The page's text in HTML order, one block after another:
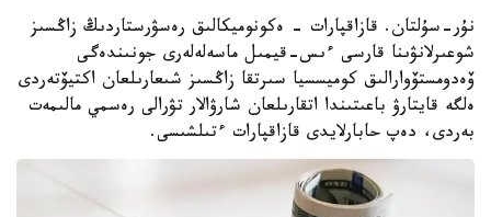
نۇر-سۇلتان. قازاقپارات - ەكونوميكالىق رەسۋرستاردىڭ زاڭسىز
شوعىرلانۋىنا قارسى ءىس-قيمىل ماسەلەلەرى جونىندەگى
ۆەدومستۆوارالىق كوميسسيا سىرتقا زاڭسىز شىعارىلعان اكتيۆتەردى
ەلگە قايتارۋ باعىتىندا اتقارىلعان شارۋالار تۋرالى رەسمي مالىمەت
بەردى، دەپ حابارلايدى قازاقپارات ءتىلشىسى.